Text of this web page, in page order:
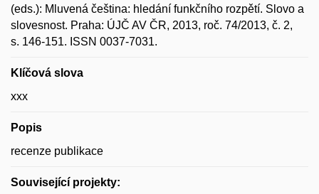
(eds.): Mluvená čeština: hledání funkčního rozpětí. Slovo a
slovesnost. Praha: ÚJČ AV ČR, 2013, roč. 74/2013, č. 2,
s. 146-151. ISSN 0037-7031.
Klíčová slova
xxx
Popis
recenze publikace
Související projekty: